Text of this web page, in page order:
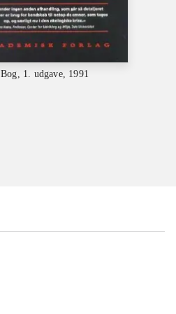
Bog, 1. udgave, 1991